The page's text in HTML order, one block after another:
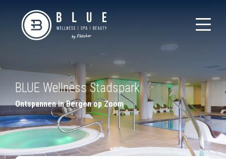
BLUE Wellness Stadspark
Ontspannen in Bergen op Zoom